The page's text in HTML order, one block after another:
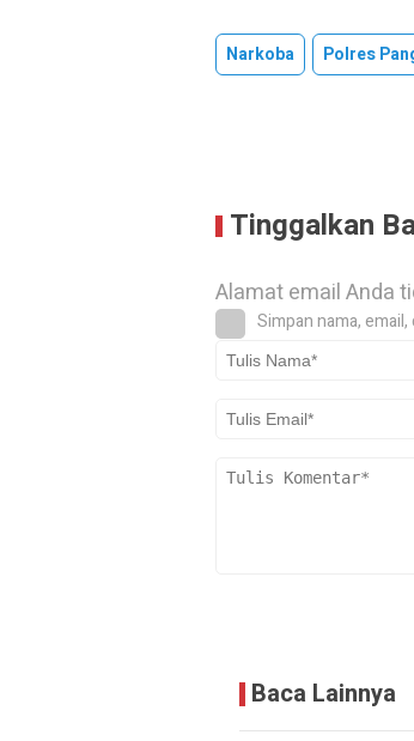
Narkoba Polres
Tinggalkan
Alamat email Anda
Simpan nama,
Baca Lainnya